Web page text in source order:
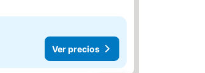
Ver precios